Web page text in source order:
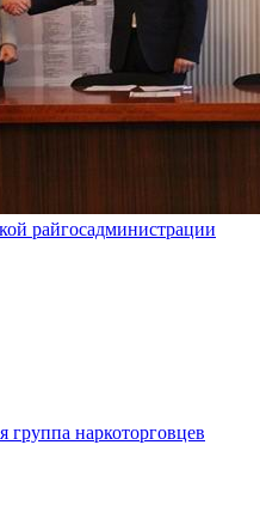
райгосадминистрации
группа наркоторговцев